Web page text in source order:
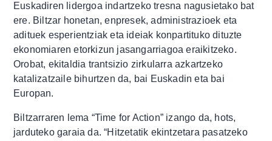
Euskadiren lidergoa indartzeko tresna nagusietako bat
ere. Biltzar honetan, enpresek, administrazioek eta
adituek esperientziak eta ideiak konpartituko dituzte
ekonomiaren etorkizun jasangarriagoa eraikitzeko.
Orobat, ekitaldia trantsizio zirkularra azkartzeko
katalizatzaile bihurtzen da, bai Euskadin eta bai
Europan.
Biltzarraren lema “Time for Action” izango da, hots,
jarduteko garaia da. “Hitzetatik ekintzetara pasatzeko